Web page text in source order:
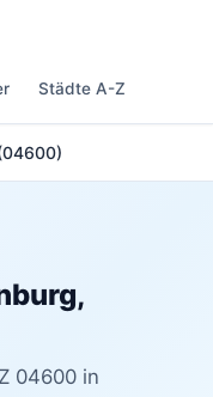
Städte A-Z
04600 in